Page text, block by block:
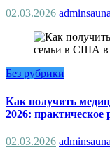
02.03.2026
Без рубрики
Как получить
2026: практическое
02.03.2026 adminsauna